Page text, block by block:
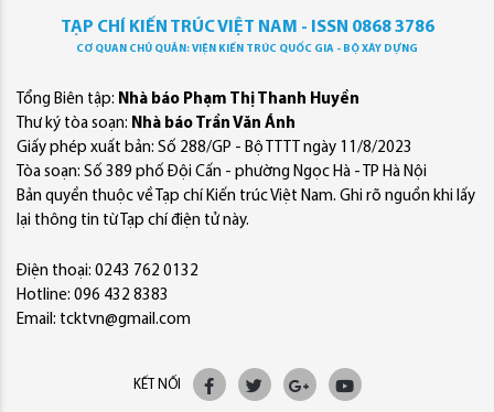
TẠP CHÍ KIẾN TRÚC VIỆT NAM - ISSN 0868 3786
CƠ QUAN CHỦ QUẢN: VIỆN KIẾN TRÚC QUỐC GIA - BỘ XÂY DỰNG
Tổng Biên tập: Nhà báo Phạm Thị Thanh Huyền
Thư ký tòa soạn: Nhà báo Trần Văn Ánh
Giấy phép xuất bản: Số 288/GP - Bộ TTTT ngày 11/8/2023
Tòa soạn: Số 389 phố Đội Cấn - phường Ngọc Hà - TP Hà Nội
Bản quyền thuộc về Tạp chí Kiến trúc Việt Nam. Ghi rõ nguồn khi lấy
lại thông tin từ Tạp chí điện tử này.
Điện thoại: 0243 762 0132
Hotline: 096 432 8383
Email: tcktvn@gmail.com
KẾT NỐI